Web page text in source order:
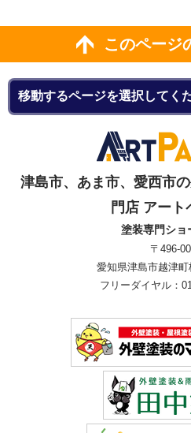
このページ
津島市、あま市、愛西市
門店 アート
塗装専門ショ
〒496-
愛知県津島市越津
フリーダイヤル：